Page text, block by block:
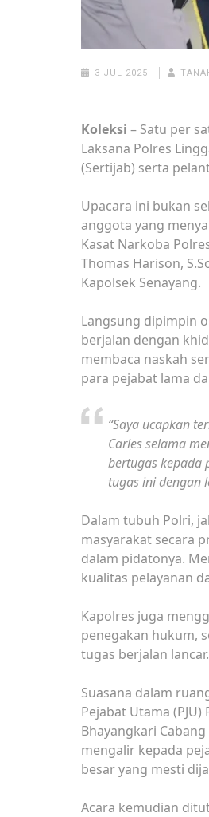
3 JUL 2025
Koleksi – Satu per
Laksana Polres
(Sertijab) serta
Upacara ini bukan
anggota yang
Kasat Narkoba
Thomas Harison,
Kapolsek Senayang.
Langsung dipimpin
berjalan dengan
membaca naskah
para pejabat lama
“Saya ucapkan
Carles selama
bertugas kepada
tugas ini dengan
Dalam tubuh Polri,
masyarakat secara
dalam pidatonya.
kualitas pelayanan
Kapolres juga
penegakan hukum,
tugas berjalan lancar.
Suasana dalam
Pejabat Utama
Bhayangkari
mengalir kepada
besar yang mesti
Acara kemudian